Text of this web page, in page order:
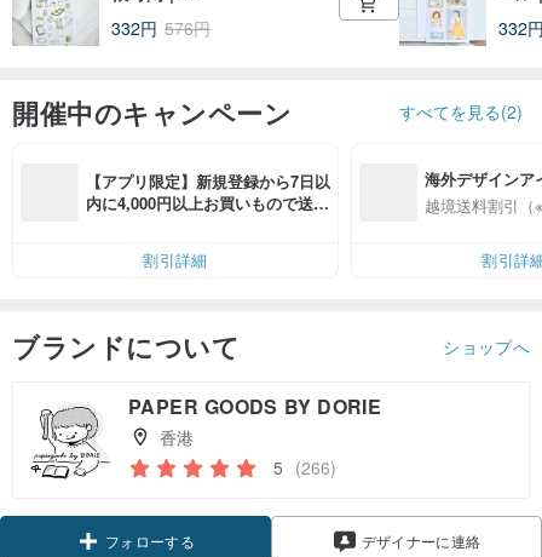
332円 576円 332
開催中のキャンペーン すべてを見る(2)
【アプリ限定】新規登録から7日以
内に4,000円以上お買いもので送料
割引詳細
海外デザインア
入
越境送料割引（
割引詳
ブランドについて ショップへ
PAPER GOODS BY DORIE
香港
5 (266)
デザイナーに連絡